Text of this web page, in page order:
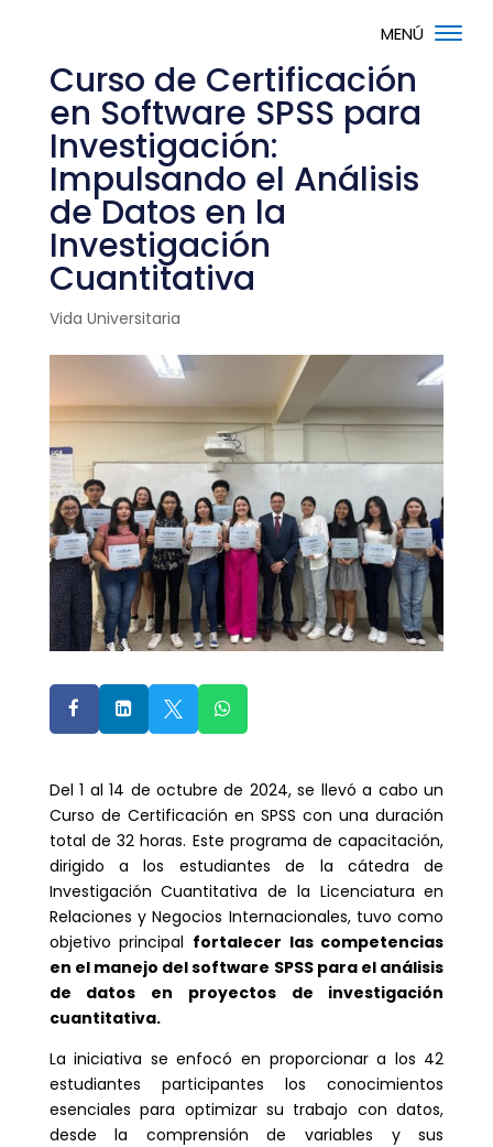
Curso de Certificación
en Software SPSS para
Investigación:
Impulsando el Análisis
de Datos en la
Investigación
Cuantitativa
Vida Universitaria
   
Del 1 al 14 de octubre de 2024, se llevó a cabo un
Curso de Certificación en SPSS con una duración
total de 32 horas. Este programa de capacitación,
dirigido a los estudiantes de la cátedra de
Investigación Cuantitativa de la Licenciatura en
Relaciones y Negocios Internacionales, tuvo como
objetivo principal fortalecer las competencias
en el manejo del software SPSS para el análisis
de datos en proyectos de investigación
cuantitativa.
La iniciativa se enfocó en proporcionar a los 42
estudiantes participantes los conocimientos
esenciales para optimizar su trabajo con datos,
desde la comprensión de variables y sus